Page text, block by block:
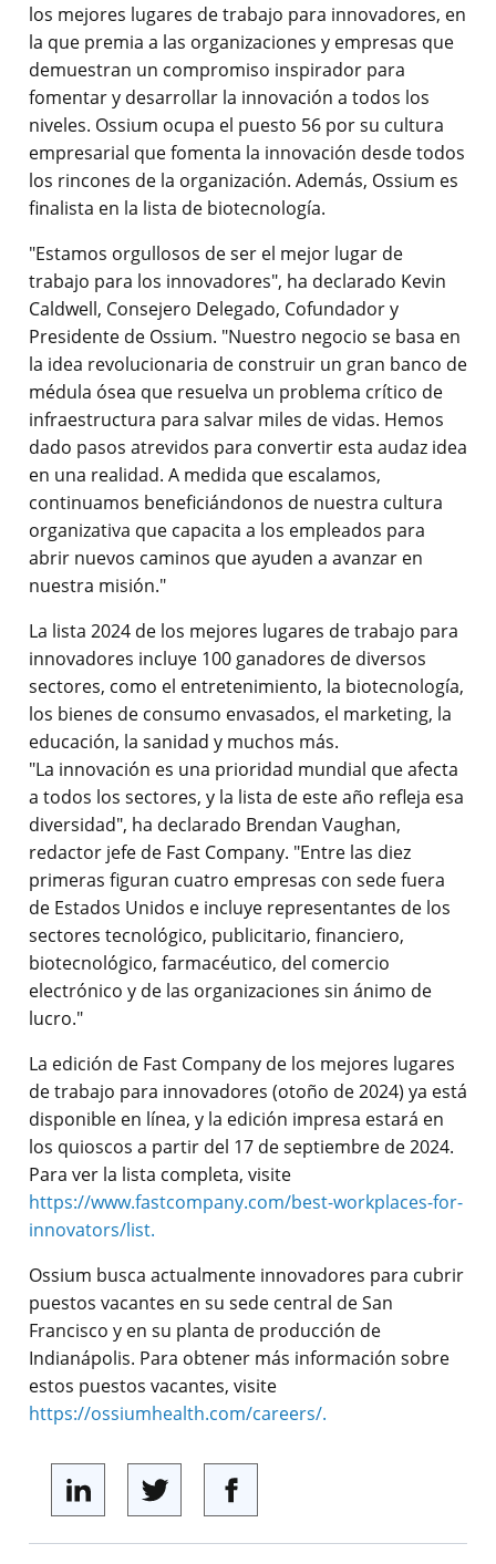
los mejores lugares de trabajo para innovadores, en
la que premia a las organizaciones y empresas que
demuestran un compromiso inspirador para
fomentar y desarrollar la innovación a todos los
niveles. Ossium ocupa el puesto 56 por su cultura
empresarial que fomenta la innovación desde todos
los rincones de la organización. Además, Ossium es
finalista en la lista de biotecnología.
"Estamos orgullosos de ser el mejor lugar de
trabajo para los innovadores", ha declarado Kevin
Caldwell, Consejero Delegado, Cofundador y
Presidente de Ossium. "Nuestro negocio se basa en
la idea revolucionaria de construir un gran banco de
médula ósea que resuelva un problema crítico de
infraestructura para salvar miles de vidas. Hemos
dado pasos atrevidos para convertir esta audaz idea
en una realidad. A medida que escalamos,
continuamos beneficiándonos de nuestra cultura
organizativa que capacita a los empleados para
abrir nuevos caminos que ayuden a avanzar en
nuestra misión."
La lista 2024 de los mejores lugares de trabajo para
innovadores incluye 100 ganadores de diversos
sectores, como el entretenimiento, la biotecnología,
los bienes de consumo envasados, el marketing, la
educación, la sanidad y muchos más.
"La innovación es una prioridad mundial que afecta
a todos los sectores, y la lista de este año refleja esa
diversidad", ha declarado Brendan Vaughan,
redactor jefe de Fast Company. "Entre las diez
primeras figuran cuatro empresas con sede fuera
de Estados Unidos e incluye representantes de los
sectores tecnológico, publicitario, financiero,
biotecnológico, farmacéutico, del comercio
electrónico y de las organizaciones sin ánimo de
lucro."
La edición de Fast Company de los mejores lugares
de trabajo para innovadores (otoño de 2024) ya está
disponible en línea, y la edición impresa estará en
los quioscos a partir del 17 de septiembre de 2024.
Para ver la lista completa, visite
https://www.fastcompany.com/best-workplaces-for-
innovators/list.
Ossium busca actualmente innovadores para cubrir
puestos vacantes en su sede central de San
Francisco y en su planta de producción de
Indianápolis. Para obtener más información sobre
estos puestos vacantes, visite
https://ossiumhealth.com/careers/.